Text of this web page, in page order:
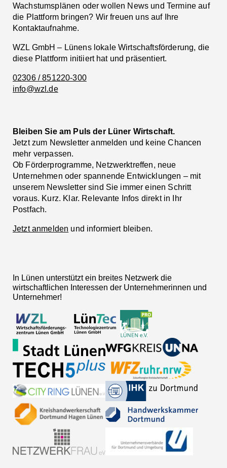
Wachstumsplänen oder wollen News und Termine auf
die Plattform bringen? Wir freuen uns auf Ihre
Kontaktaufnahme.
WZL GmbH – Lünens lokale Wirtschaftsförderung, die
diese Plattform initiiert hat und präsentiert.
02306 / 851220-300
info@wzl.de
Bleiben Sie am Puls der Lüner Wirtschaft.
Jetzt zum Newsletter anmelden und keine Chancen
mehr verpassen.
Ob Förderprogramme, Netzwerktreffen, neue
Unternehmen oder spannende Entwicklungen – mit
unserem Newsletter sind Sie immer einen Schritt
voraus. Kurz. Klar. Relevante Infos direkt in Ihr
Postfach.
Jetzt anmelden und informiert bleiben.
In Lünen unterstützt ein breites Netzwerk die
wirtschaftlichen Interessen der Unternehmerinnen und
Unternehmer!